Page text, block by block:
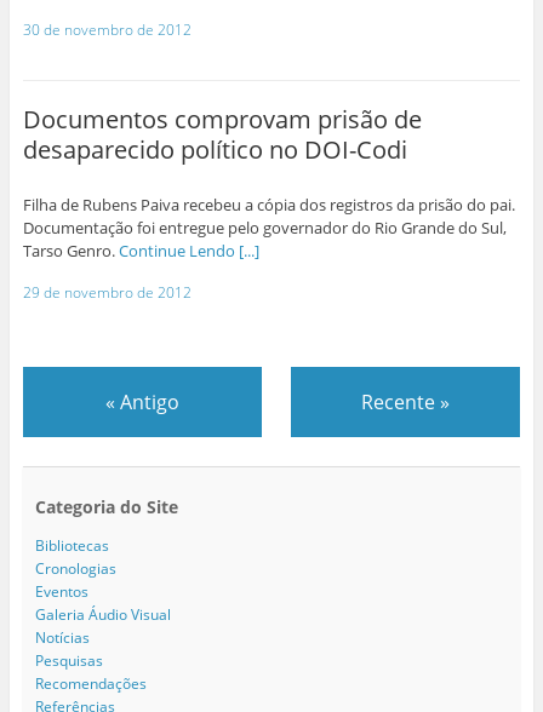
30 de novembro de 2012
Documentos comprovam prisão de
desaparecido político no DOI-Codi
Filha de Rubens Paiva recebeu a cópia dos registros da prisão do pai.
Documentação foi entregue pelo governador do Rio Grande do Sul,
Tarso Genro.Continue Lendo [...]
29 de novembro de 2012
« Antigo Recente»
Categoria do Site
Bibliotecas
Cronologias
Eventos
Galeria Áudio Visual
Notícias
Pesquisas
Recomendações
Referências